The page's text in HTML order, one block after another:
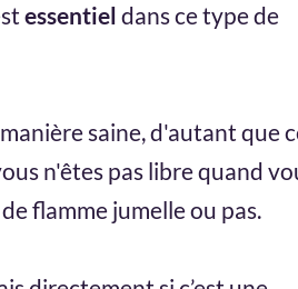
essentiel dans ce type de
saine, d'autant que
n'êtes pas libre quand
flamme jumelle ou pas.